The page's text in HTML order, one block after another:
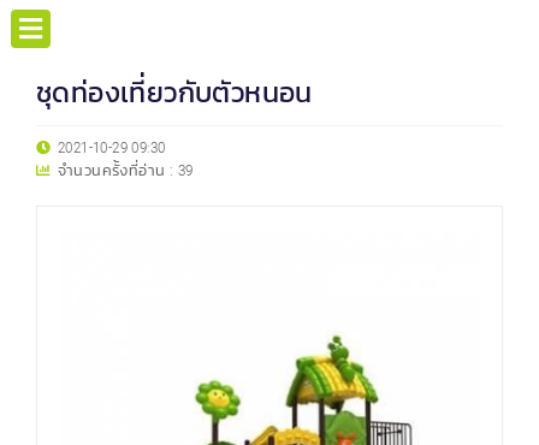
ชุดท่องเที่ยวกับตัวหนอน
2021-10-29 09:30
จำนวนครั้งที่อ่าน : 39